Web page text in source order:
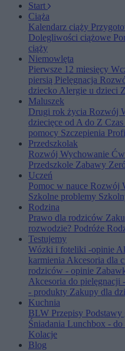
Start
Ciąża
Kalendarz ciąży
Dolegliwości ciążowe
ciąży
Niemowlęta
Pierwsze 12 miesięcy
piersią Pielęgnacja
dziecko Alergie u dzieci
Maluszek
Drugi rok życia Rozwój
dziecięce od A do Z
pomocy Szczepienia
Przedszkolak
Rozwój Wychowanie
Przedszkole Zabawy
Uczeń
Pomoc w nauce Rozwój
Szkolne problemy
Rodzina
Prawo dla rodziców
rozwodzie? Podróże
Testujemy
Wózki i foteliki -opinie
karmieniaAkcesoria dla
rodziców - opinie
Akcesoria do pielęgnacji
- produkty Zakupy dla
Kuchnia
BLW Przepisy Podstawy
Śniadania Lunchbox - do
Kolacje
Blog